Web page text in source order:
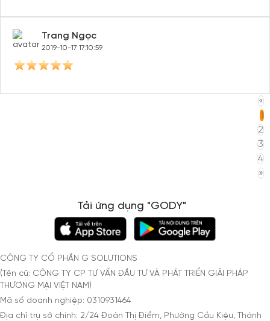
Trang Ngọc
2019-10-17 17:10:59
«
1
2
3
4
»
Tải ứng dụng "GODY"
CÔNG TY CỔ PHẦN G SOLUTIONS
(Tên cũ: CÔNG TY CP TƯ VẤN ĐẦU TƯ VÀ PHÁT TRIỂN GIẢI PHÁP
THƯƠNG MẠI VIỆT NAM)
Mã số doanh nghiệp: 0310931464
Địa chỉ trụ sở chính: 2/24 Đoàn Thị Điểm, Phường Cầu Kiệu, Thành